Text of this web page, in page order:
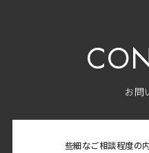
お問
些細なご相談程度の